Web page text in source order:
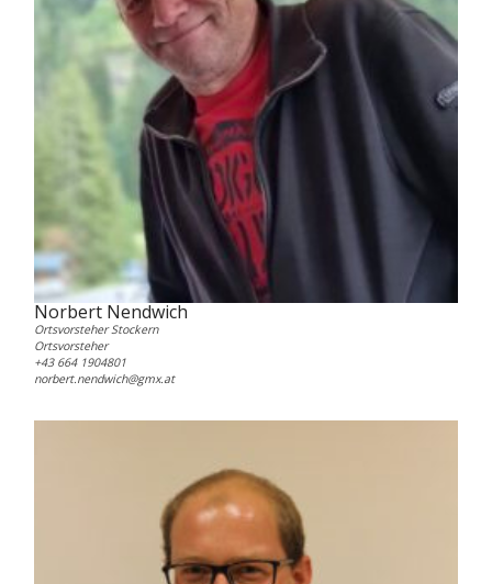
Norbert Nendwich
Ortsvorsteher Stockern
Ortsvorsteher
+43 664 1904801
norbert.nendwich@gmx.at